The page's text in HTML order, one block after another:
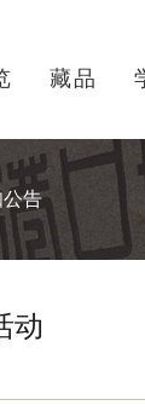
藏品
告
动